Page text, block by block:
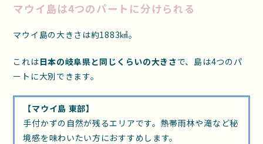
マウイ島は4つのパートに分けられる
マウイ島の大きさは約1883㎢。
これは日本の岐阜県と同じくらいの大きさ で、島は4つのパ
ートに大別できます。
【マウイ島 東部】
手付かずの自然が残るエリアです。熱帯雨林や滝など秘
境感を味わいたい方におすすめします。